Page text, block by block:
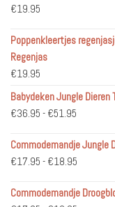
€19.95
Poppenkleertjes
Regenjas
€19.95
Babydeken Jungle Dieren
€36.95 - €51.95
tot
€51.95
Commodemandje Jungle
€17.95 - €18.95
tot
Commodemandje